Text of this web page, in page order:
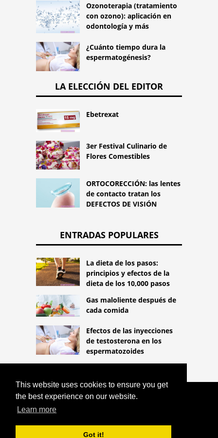
This website uses cookies to ensure you get
the best experience on our website.
Learn more
Got it!
Ozonoterapia (tratamiento
con ozono): aplicación en
odontología y más
¿Cuánto tiempo dura la
espermatogénesis?
LA ELECCIÓN DEL EDITOR
Ebetrexat
3er Festival Culinario de
Flores Comestibles
ORTOCORECCIÓN: las lentes
de contacto tratan los
DEFECTOS DE VISIÓN
ENTRADAS POPULARES
La dieta de los pasos:
principios y efectos de la
dieta de los 10,000 pasos
Gas maloliente después de
cada comida
Efectos de las inyecciones
de testosterona en los
espermatozoides
COPYRIGHT 2026
HTTPS://LIFESTYLEMED.NET
PARCHES PARA LA HIPERTENSIÓN EN
POLONIA?